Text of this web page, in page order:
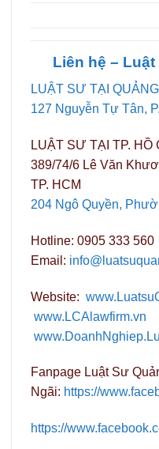
Liên hệ –
LUẬT SƯ TẠI QUẢNG
127 Nguyễn Tự Tân,
LUẬT SƯ TẠI TP. HỒ
389/74/6 Lê Văn
TP. HCM
204 Ngô Quyền,
Hotline: 0905 333 560
Email:
Website:
www.LCAlawfirm.vn
Fanpage Luật Sư
Ngãi: https://
https://